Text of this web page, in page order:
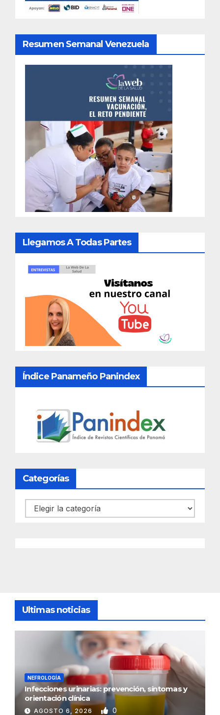
Resumen Semanal Venezuela
Llegamos A Todas Partes
Índice Panameño Panindex
Categorías
Categorías
Ultimas noticias
NEFROLOGÍA
Infecciones urinarias: prevención, síntomas y
orientación clínica
AGOSTO 6, 2026 0